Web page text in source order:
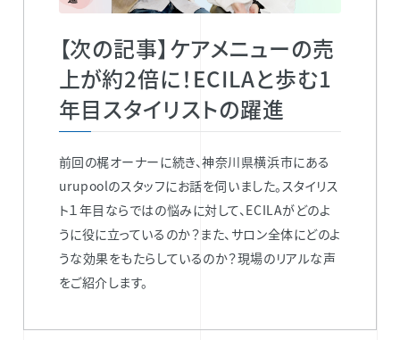
【次の記事】ケアメニューの売
上が約2倍に！ECILAと歩む1
年目スタイリストの躍進
前回の梶オーナーに続き、神奈川県横浜市にある
urupoolのスタッフにお話を伺いました。スタイリス
ト１年目ならではの悩みに対して、ECILAがどのよ
うに役に立っているのか？また、サロン全体にどのよ
うな効果をもたらしているのか？現場のリアルな声
をご紹介します。